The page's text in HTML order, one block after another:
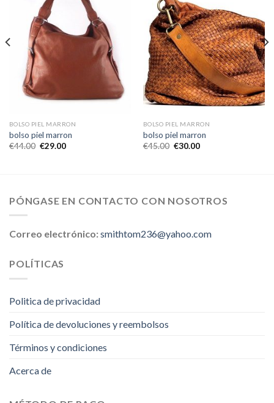
BOLSO PIEL MARRON
bolso piel marron
€44.00 €29.00
BOLSO PIEL MARRON
bolso piel marron
€45.00 €30.00
PÓNGASE EN CONTACTO CON NOSOTROS
Correo electrónico:smithtom236@yahoo.com
POLÍTICAS
Politica de privacidad
Política de devoluciones y reembolsos
Términos y condiciones
Acerca de